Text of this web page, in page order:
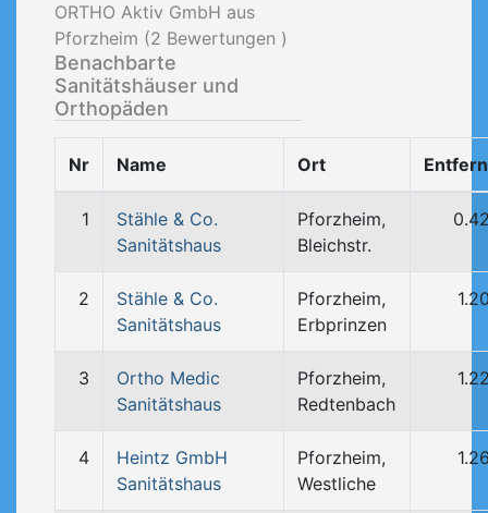
ORTHO Aktiv GmbH aus
Pforzheim (2 Bewertungen )
Benachbarte
Sanitätshäuser und
Orthopäden
Nr Name Ort
1
Stähle & Co.
Sanitätshaus
Pforzheim,
Bleichstr.
2
Stähle & Co.
Sanitätshaus
Pforzheim,
Erbprinzen
3
Ortho Medic
Sanitätshaus
Pforzheim,
Redtenbach
4
Heintz GmbH
Sanitätshaus
Pforzheim,
Westliche